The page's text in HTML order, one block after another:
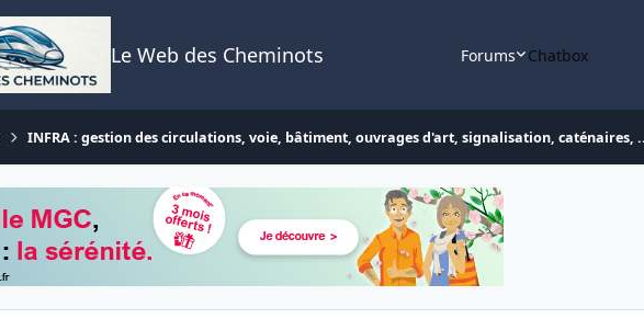
Le Web des Cheminots Forums Chatbox
INFRA : gestion des circulations, voie, bâtiment, ouvrages d'art, signalisation, caténaires,